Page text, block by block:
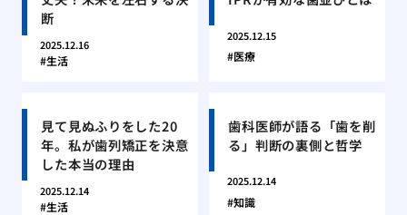
断
2025.12.16
生活
2025.12.15
医療
見て見ぬふりをした20
年。私が歯列矯正を決意
した本当の理由
2025.12.14
生活
歯科医師が語る「歯を削
る」判断の裏側と哲学
2025.12.14
知識